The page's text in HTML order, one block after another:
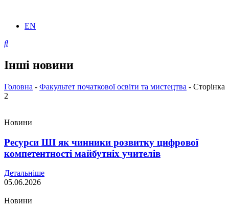
EN
Інші новини
Головна - Факультет початкової освіти та мистецтва - Сторінка
2
Новини
Ресурси ШІ як чинники розвитку цифрової
компетентності майбутніх учителів
Детальніше
05.06.2026
Новини